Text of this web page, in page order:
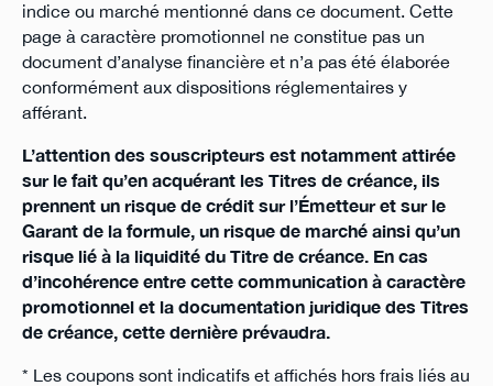
indice ou marché mentionné dans ce document. Cette
page à caractère promotionnel ne constitue pas un
document d’analyse financière et n’a pas été élaborée
conformément aux dispositions réglementaires y
afférant.
L’attention des souscripteurs est notamment attirée
sur le fait qu’en acquérant les Titres de créance, ils
prennent un risque de crédit sur l’Émetteur et sur le
Garant de la formule, un risque de marché ainsi qu’un
risque lié à la liquidité du Titre de créance. En cas
d’incohérence entre cette communication à caractère
promotionnel et la documentation juridique des Titres
de créance, cette dernière prévaudra.
* Les coupons sont indicatifs et affichés hors frais liés au